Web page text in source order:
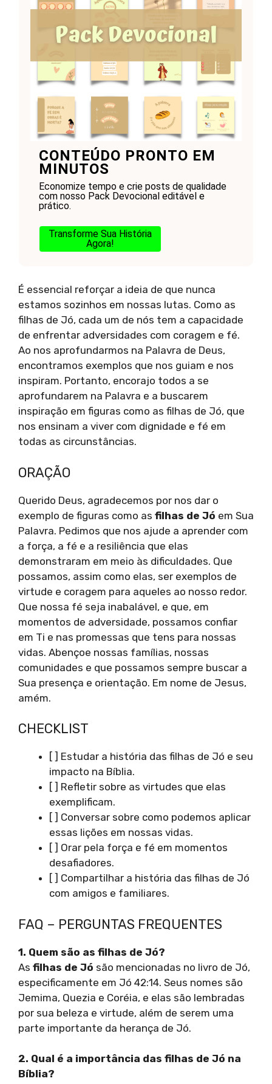
CONTEÚDO PRONTO EM
MINUTOS
Economize tempo e crie posts de qualidade
com nosso Pack Devocional editável e
prático.
Transforme Sua História
Agora!
É essencial reforçar a ideia de que nunca
estamos sozinhos em nossas lutas. Como as
filhas de Jó, cada um de nós tem a capacidade
de enfrentar adversidades com coragem e fé.
Ao nos aprofundarmos na Palavra de Deus,
encontramos exemplos que nos guiam e nos
inspiram. Portanto, encorajo todos a se
aprofundarem na Palavra e a buscarem
inspiração em figuras como as filhas de Jó, que
nos ensinam a viver com dignidade e fé em
todas as circunstâncias.
ORAÇÃO
Querido Deus, agradecemos por nos dar o
exemplo de figuras como as filhas de Jó em Sua
Palavra. Pedimos que nos ajude a aprender com
a força, a fé e a resiliência que elas
demonstraram em meio às dificuldades. Que
possamos, assim como elas, ser exemplos de
virtude e coragem para aqueles ao nosso redor.
Que nossa fé seja inabalável, e que, em
momentos de adversidade, possamos confiar
em Ti e nas promessas que tens para nossas
vidas. Abençoe nossas famílias, nossas
comunidades e que possamos sempre buscar a
Sua presença e orientação. Em nome de Jesus,
amém.
CHECKLIST
[ ] Estudar a história das filhas de Jó e seu
impacto na Bíblia.
[ ] Refletir sobre as virtudes que elas
exemplificam.
[ ] Conversar sobre como podemos aplicar
essas lições em nossas vidas.
[ ] Orar pela força e fé em momentos
desafiadores.
[ ] Compartilhar a história das filhas de Jó
com amigos e familiares.
FAQ – PERGUNTAS FREQUENTES
1. Quem são as filhas de Jó?
As filhas de Jó são mencionadas no livro de Jó,
especificamente em Jó 42:14. Seus nomes são
Jemima, Quezia e Coréia, e elas são lembradas
por sua beleza e virtude, além de serem uma
parte importante da herança de Jó.
2. Qual é a importância das filhas de Jó na
Bíblia?